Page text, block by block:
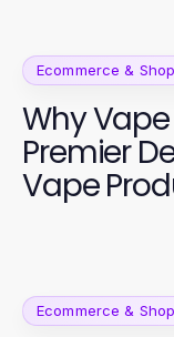
Ecommerce &
Why
Premier
Vape
Ecommerce &